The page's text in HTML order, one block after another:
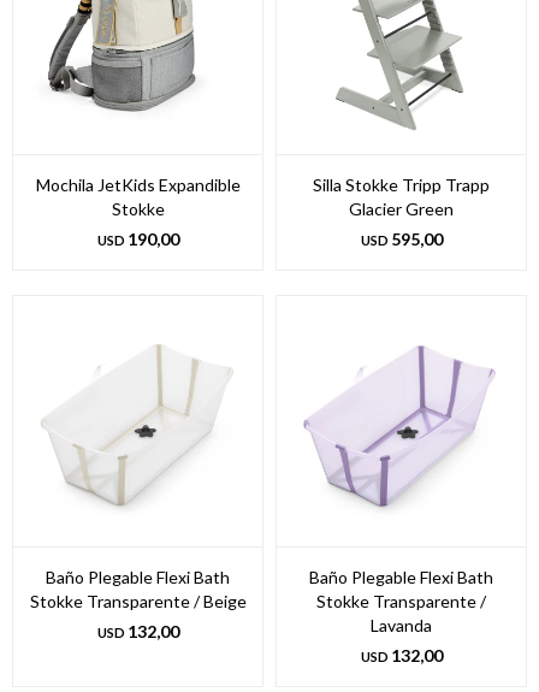
Mochila JetKids Expandible
Stokke
USD 190,00
Silla Stokke Tripp Trapp
Glacier Green
USD 595,00
Baño Plegable Flexi Bath
Stokke Transparente / Beige
USD 132,00
Baño Plegable Flexi Bath
Stokke Transparente /
Lavanda
USD 132,00